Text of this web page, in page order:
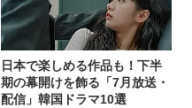
日本で楽しめる作品も！下半
期の幕開けを飾る「7月放送・
配信」韓国ドラマ10選